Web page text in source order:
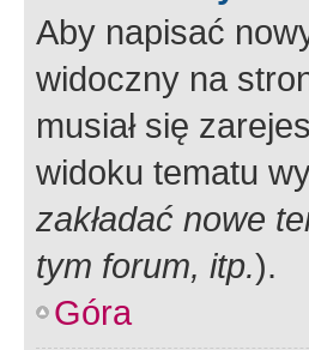
Aby napisać
widoczny na
musiał się
widoku tematu
zakładać nowe
tym forum, itp.).
Góra